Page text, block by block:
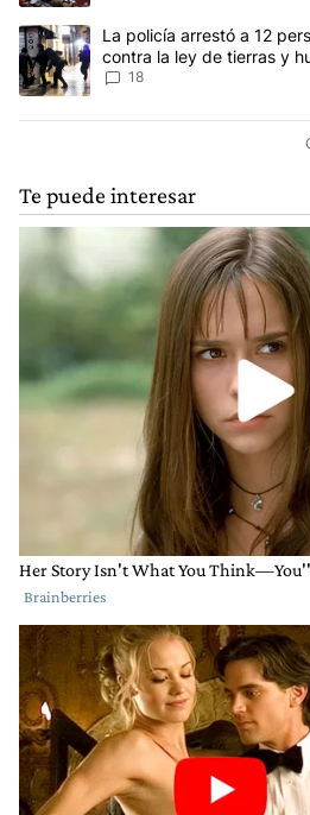
Un artículo de tendencia con el
La policía arrestó a 12
contra la ley de tierras y
heridos
18